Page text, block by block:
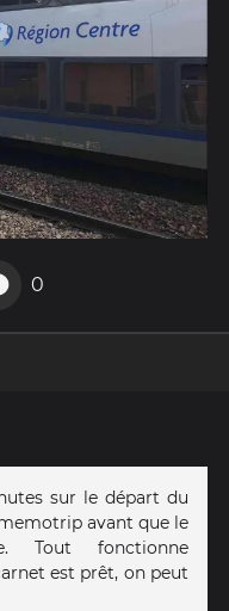
0
sur le départ du
avant que le
Tout fonctionne
est prêt, on peut